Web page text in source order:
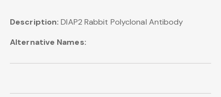
Description: DIAP2 Rabbit Polyclonal Antibody
Alternative Names: